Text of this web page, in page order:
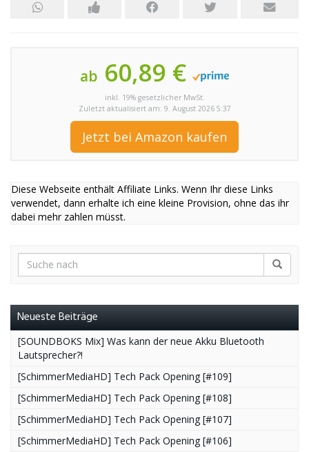
ab 60,89 €
inkl. 19% gesetzlicher MwSt.
Zuletzt aktualisiert am: 9. August 2026 5:37
Jetzt bei Amazon kaufen
Diese Webseite enthält Affiliate Links. Wenn Ihr diese Links
verwendet, dann erhalte ich eine kleine Provision, ohne das ihr
dabei mehr zahlen müsst.
Neueste Beiträge
[SOUNDBOKS Mix] Was kann der neue Akku Bluetooth
Lautsprecher?!
[SchimmerMediaHD] Tech Pack Opening [#109]
[SchimmerMediaHD] Tech Pack Opening [#108]
[SchimmerMediaHD] Tech Pack Opening [#107]
[SchimmerMediaHD] Tech Pack Opening [#106]